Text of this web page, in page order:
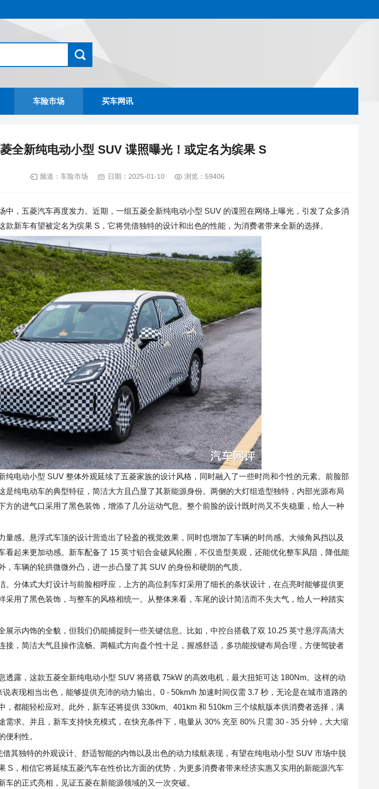
车险市场 买车网讯
全新纯电动小型 SUV 谍照曝光！或定名为缤果 S
频道： 车险市场 日期： 2025-01-10 浏览：59406
中， 五菱汽车再度发力 。近期，一组五菱全新纯电动小型 SUV的谍照在网络上曝光，引发了众多消
款新车有望被定名为缤果S，它将凭借独特的设计和出色的性能，为消费者带来全新的选择。
纯电动小型 SUV 整体外观延续了五菱家族的设计风格， 同时融入了一些时尚和个性的元素。前脸部
是纯电动车的典型特征，简洁大方且凸显了其新能源身份。两侧的大灯组造型独特， 内部光源布局
方的进气口采用了黑色装饰，增添了几分运动气息。整个前脸的设计既时尚又不失稳重，给人一种
量感。悬浮式车顶的设计营造出了轻盈的视觉效果，同时也增加了车辆的时尚感。大倾角风挡以及
看起来更加动感。新车配备了 15英寸铝合金破风轮圈，不仅造型美观，还能优化整车风阻，降低能
，车辆的轮拱微微外凸，进一步凸显了其 SUV 的身份和硬朗的气质。
。分体式大灯设计与前脸相呼应，上方的高位刹车灯采用了细长的条状设计，在点亮时能够提供更
采用了黑色装饰，与整车的风格相统一。从整体来看，车尾的设计简洁而不失大气，给人一种踏实
展示内饰的全貌，但我们仍能捕捉到一些关键信息。比如，中控台搭载了双 10.25英寸悬浮高清大
接，简洁大气且操作流畅。两幅式方向盘个性十足，握感舒适，多功能按键布局合理，方便驾驶者
透露，这款五菱全新纯电动小型 SUV 将搭载 75kW 的高效电机，最大扭矩可达 180Nm。这样的动
说表现相当出色，能够提供充沛的动力输出。0 - 50km/h 加速时间仅需 3.7 秒，无论是在城市道路的
，都能轻松应对。此外，新车还将提供 330km、401km 和 510km 三个续航版本供消费者选择，满
需求。并且，新车支持快充模式，在快充条件下，电量从 30% 充至 80% 只需 30 - 35 分钟 ，大大缩
便利性。
其独特的外观设计、舒适智能的内饰以及出色的动力续航表现，有望在纯电动小型 SUV 市场中脱
S，相信它将延续五菱汽车在性价比方面的优势，为更多消费者带来经济实惠又 实用 的新能源汽车
车的正式亮相 ，见证五菱在新能源领域的又一次突破。